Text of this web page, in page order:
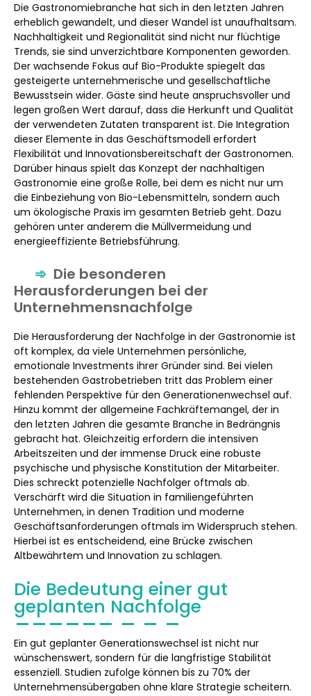
Die Gastronomiebranche hat sich in den letzten Jahren
erheblich gewandelt, und dieser Wandel ist unaufhaltsam.
Nachhaltigkeit und Regionalität sind nicht nur flüchtige
Trends, sie sind unverzichtbare Komponenten geworden.
Der wachsende Fokus auf Bio-Produkte spiegelt das
gesteigerte unternehmerische und gesellschaftliche
Bewusstsein wider. Gäste sind heute anspruchsvoller und
legen großen Wert darauf, dass die Herkunft und Qualität
der verwendeten Zutaten transparent ist. Die Integration
dieser Elemente in das Geschäftsmodell erfordert
Flexibilität und Innovationsbereitschaft der Gastronomen.
Darüber hinaus spielt das Konzept der nachhaltigen
Gastronomie eine große Rolle, bei dem es nicht nur um
die Einbeziehung von Bio-Lebensmitteln, sondern auch
um ökologische Praxis im gesamten Betrieb geht. Dazu
gehören unter anderem die Müllvermeidung und
energieeffiziente Betriebsführung.
Die besonderen
Herausforderungen bei der
Unternehmensnachfolge
Die Herausforderung der Nachfolge in der Gastronomie ist
oft komplex, da viele Unternehmen persönliche,
emotionale Investments ihrer Gründer sind. Bei vielen
bestehenden Gastrobetrieben tritt das Problem einer
fehlenden Perspektive für den Generationenwechsel auf.
Hinzu kommt der allgemeine Fachkräftemangel, der in
den letzten Jahren die gesamte Branche in Bedrängnis
gebracht hat. Gleichzeitig erfordern die intensiven
Arbeitszeiten und der immense Druck eine robuste
psychische und physische Konstitution der Mitarbeiter.
Dies schreckt potenzielle Nachfolger oftmals ab.
Verschärft wird die Situation in familiengeführten
Unternehmen, in denen Tradition und moderne
Geschäftsanforderungen oftmals im Widerspruch stehen.
Hierbei ist es entscheidend, eine Brücke zwischen
Altbewährtem und Innovation zu schlagen.
Die Bedeutung einer gut
geplanten Nachfolge
Ein gut geplanter Generationswechsel ist nicht nur
wünschenswert, sondern für die langfristige Stabilität
essenziell. Studien zufolge können bis zu 70% der
Unternehmensübergaben ohne klare Strategie scheitern.